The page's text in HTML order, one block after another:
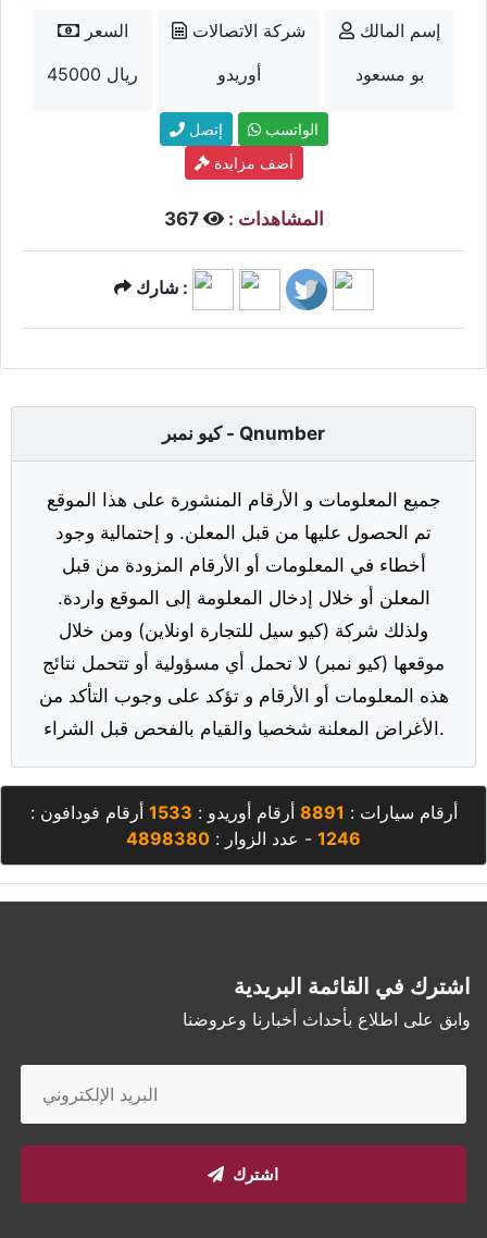
السعر
45000 ريال
شركة الاتصالات
أوريدو
إسم المالك
بو مسعود
إتصل
الواتسب
أضف مزايدة
المشاهدات : 367
شارك :
كيو نمبر - Qnumber
جميع المعلومات و الأرقام المنشورة على هذا الموقع
تم الحصول عليها من قبل المعلن. و إحتمالية وجود
أخطاء في المعلومات أو الأرقام المزودة من قبل
المعلن أو خلال إدخال المعلومة إلى الموقع واردة.
ولذلك شركة (كيو سيل للتجارة اونلاين) ومن خلال
موقعها (كيو نمبر) لا تحمل أي مسؤولية أو تتحمل نتائج
هذه المعلومات أو الأرقام و تؤكد على وجوب التأكد من
الأغراض المعلنة شخصيا والقيام بالفحص قبل الشراء.
أرقام سيارات : 8891 أرقام أوريدو : 1533 أرقام فودافون :
1246 - عدد الزوار : 4898380
اشترك في القائمة البريدية
وابق على اطلاع بأحداث أخبارنا وعروضنا
اشترك